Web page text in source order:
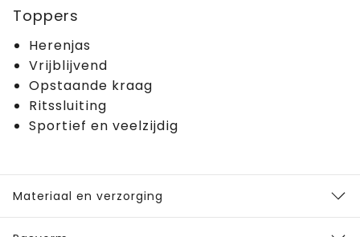
Toppers
Herenjas
Vrijblijvend
Opstaande kraag
Ritssluiting
Sportief en veelzijdig
Materiaal en verzorging